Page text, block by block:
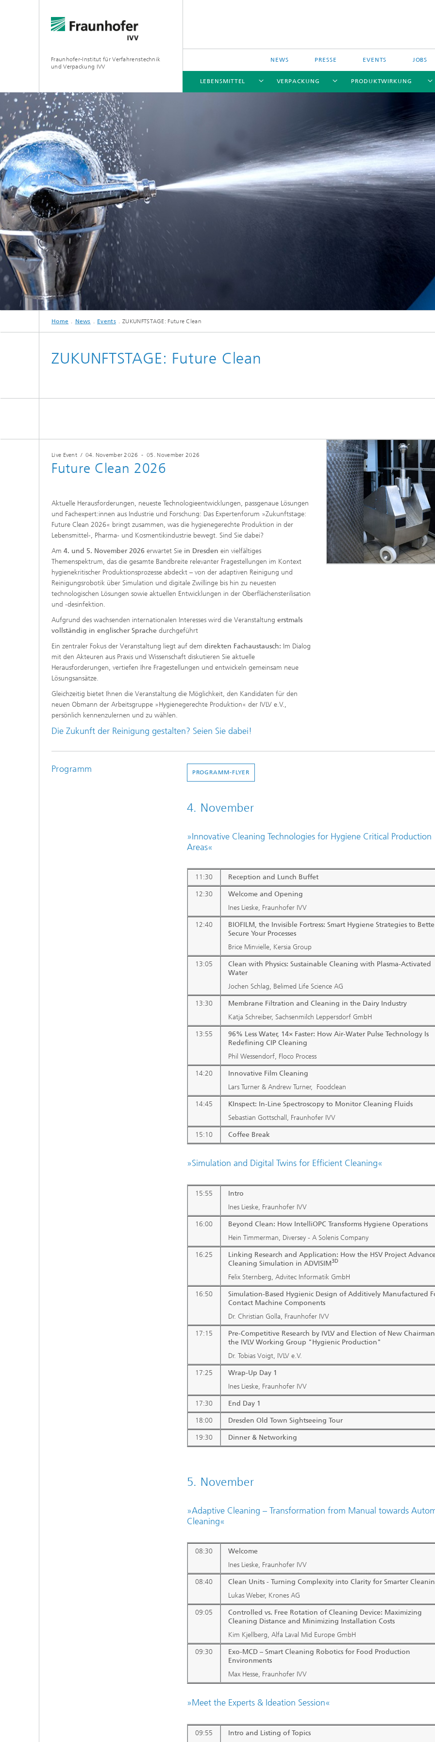
Fraunhofer-Institut für Verfahrenstechnik
und Verpackung IVV
NEWS PRESSE EVENTS JOBS
LEBENSMITTEL
LEBENSMITTEL
VERPACKUNG
VERPACKUNG
PRODUKTWIRKUNG
PRODUKTWIRKUNG
VERARBEITUNGSMASCHINEN
Home News Events ZUKUNFTSTAGE: Future Clean
ZUKUNFTSTAGE: Future Clean
Live Event / 04. November 2026 -05. November 2026
Future Clean 2026
Aktuelle Herausforderungen, neueste Technologieentwicklungen, passgenaue Lösungen
und Fachexpert:innen aus Industrie und Forschung: Das Expertenforum »Zukunftstage:
Future Clean 2026« bringt zusammen, was die hygienegerechte Produktion in der
Lebensmittel-, Pharma- und Kosmentikindustrie bewegt. Sind Sie dabei?
Am 4. und 5. November 2026 erwartet Sie in Dresden ein vielfältiges
Themenspektrum, das die gesamte Bandbreite relevanter Fragestellungen im Kontext
hygienekritischer Produktionsprozesse abdeckt – von der adaptiven Reinigung und
Reinigungsrobotik über Simulation und digitale Zwillinge bis hin zu neuesten
technologischen Lösungen sowie aktuellen Entwicklungen in der Oberflächensterilisation
und -desinfektion.
Aufgrund des wachsenden internationalen Interesses wird die Veranstaltung erstmals
vollständig in englischer Sprache durchgeführt
Ein zentraler Fokus der Veranstaltung liegt auf dem direkten Fachaustausch: Im Dialog
mit den Akteuren aus Praxis und Wissenschaft diskutieren Sie aktuelle
Herausforderungen, vertiefen Ihre Fragestellungen und entwickeln gemeinsam neue
Lösungsansätze.
Gleichzeitig bietet Ihnen die Veranstaltung die Möglichkeit, den Kandidaten für den
neuen Obmann der Arbeitsgruppe »Hygienegerechte Produktion« der IVLV e.V.,
persönlich kennenzulernen und zu wählen.
Die Zukunft der Reinigung gestalten? Seien Sie dabei!
Programm PROGRAMM-FLYER
4. November
»Innovative Cleaning Technologies for Hygiene Critical Production
Areas«
11:30 Reception and Lunch Buffet
12:30
Welcome and Opening
Ines Lieske, Fraunhofer IVV
12:40
BIOFILM, the Invisible Fortress: Smart Hygiene Strategies to
Secure Your Processes
Brice Minvielle, Kersia Group
13:05
Clean with Physics: Sustainable Cleaning with Plasma-Activated
Water
Jochen Schlag, Belimed Life Science AG
13:30
Membrane Filtration and Cleaning in the Dairy Industry
Katja Schreiber, Sachsenmilch Leppersdorf GmbH
13:55
96% Less Water, 14× Faster: How Air-Water Pulse Technology Is
Redefining CIP Cleaning
Phil Wessendorf, Floco Process
14:20
Innovative Film Cleaning
Lars Turner & Andrew Turner, Foodclean
14:45
KInspect: In-Line Spectroscopy to Monitor Cleaning Fluids
Sebastian Gottschall, Fraunhofer IVV
15:10 Coffee Break
»Simulation and Digital Twins for Efficient Cleaning«
15:55
Intro
Ines Lieske, Fraunhofer IVV
16:00
Beyond Clean: How IntelliOPC Transforms Hygiene Operations
Hein Timmerman, Diversey - A Solenis Company
16:25
Linking Research and Application: How the HSV Project
Cleaning Simulation in ADVISIM3D
Felix Sternberg, Advitec Informatik GmbH
16:50
Simulation-Based Hygienic Design of Additively Manufactured
Contact Machine Components
Dr. Christian Golla, Fraunhofer IVV
17:15
Pre-Competitive Research by IVLV and Election of New
the IVLV Working Group "Hygienic Production"
Dr. Tobias Voigt, IVLV e.V.
17:25
Wrap-Up Day 1
Ines Lieske, Fraunhofer IVV
17:30 End Day 1
18:00 Dresden Old Town Sightseeing Tour
19:30 Dinner & Networking
5. November
»Adaptive Cleaning – Transformation from Manual towards
Cleaning«
08:30
Welcome
Ines Lieske, Fraunhofer IVV
08:40
Clean Units - Turning Complexity into Clarity for Smarter
Lukas Weber, Krones AG
09:05
Controlled vs. Free Rotation of Cleaning Device: Maximizing
Cleaning Distance and Minimizing Installation Costs
Kim Kjellberg, Alfa Laval Mid Europe GmbH
09:30
Exo-MCD – Smart Cleaning Robotics for Food Production
Environments
Max Hesse, Fraunhofer IVV
»Meet the Experts & Ideation Session«
09:55 Intro and Listing of Topics